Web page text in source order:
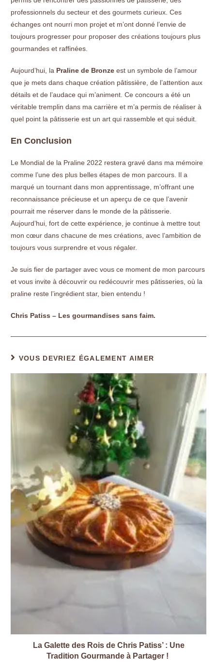
professionnels du secteur et des gourmets curieux. Ces
échanges ont nourri mon projet et m’ont donné l’envie de
toujours progresser pour proposer des créations toujours plus
gourmandes et raffinées.
Aujourd’hui, la Praline de Bronze est un symbole de l’amour
que je mets dans chaque création pâtissière, de l’attention aux
détails et de l’audace qui m’animent. Ce concours a été un
véritable tremplin dans ma carrière et m’a permis de réaliser à
quel point la pâtisserie est un art qui rassemble et qui séduit.
En Conclusion
Le Mondial de la Praline 2022 restera gravé dans ma mémoire
comme l’une des plus belles étapes de mon parcours. Il a
marqué un tournant dans mon apprentissage, m’offrant une
reconnaissance précieuse et un aperçu de ce que l’avenir
pourrait me réserver dans le monde de la pâtisserie.
Aujourd’hui, fort de cette expérience, je continue à mettre tout
mon cœur dans chacune de mes créations, avec l’ambition de
toujours vous surprendre et vous régaler.
Je suis fier de partager avec vous ce moment de mon parcours
et vous invite à découvrir ou redécouvrir mes pâtisseries, où la
praline reste l’ingrédient star, bien entendu !
Chris Patiss – Les gourmandises sans faim.
VOUS DEVRIEZ ÉGALEMENT AIMER
La Galette des Rois de Chris Patiss’ : Une
Tradition Gourmande à Partager !